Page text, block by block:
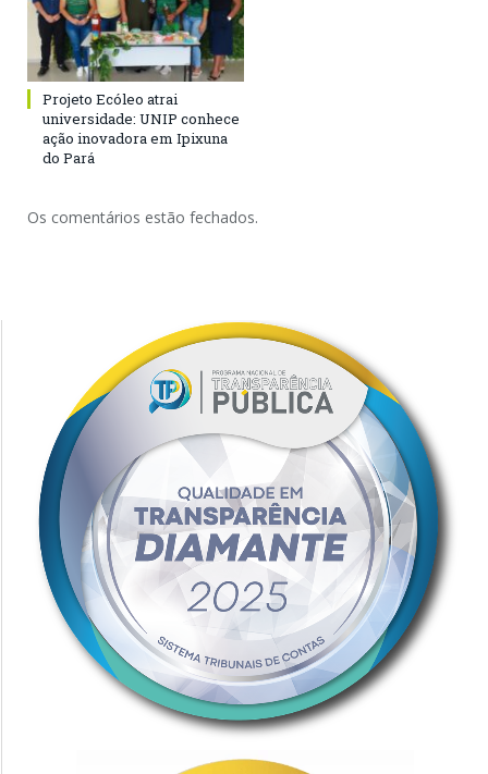
Projeto Ecóleo atrai
universidade: UNIP conhece
ação inovadora em Ipixuna
do Pará
Os comentários estão fechados.